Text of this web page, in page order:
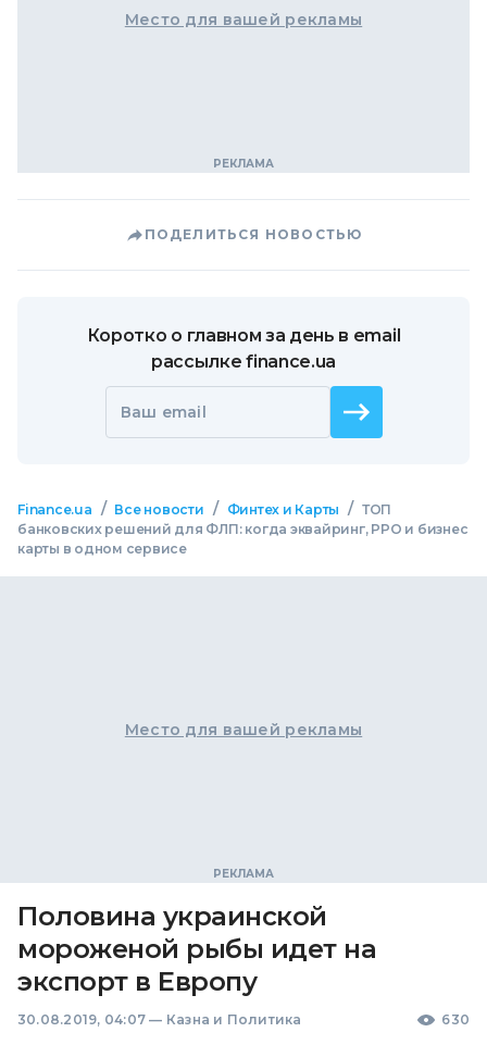
Место для вашей рекламы
ПОДЕЛИТЬСЯ НОВОСТЬЮ
Коротко о главном за день в email
рассылке finance.ua
Ваш email
Finance.ua / Все новости / Финтех и Карты / ТОП
банковских решений для ФЛП: когда эквайринг, РРО и бизнес
карты в одном сервисе
Место для вашей рекламы
Половина украинской
мороженой рыбы идет на
экспорт в Европу
30.08.2019, 04:07 — Казна и Политика 630